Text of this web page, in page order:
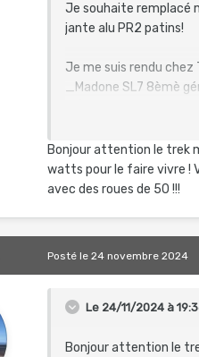
Je souhaite remplacé
jante alu PR2 patins!
Je me suis rendu chez
_Madone SL7 8èmè
Ma question en roue
une polyvalente sur le
repassé sur le SL7 qui
Merci pour vos bons
Bonjour attention le trek
watts pour le faire vivre !
avec des roues de 50 !!!
Postéle 24 novembre 2024
Le 24/11/2024 à
Bonjour attention le